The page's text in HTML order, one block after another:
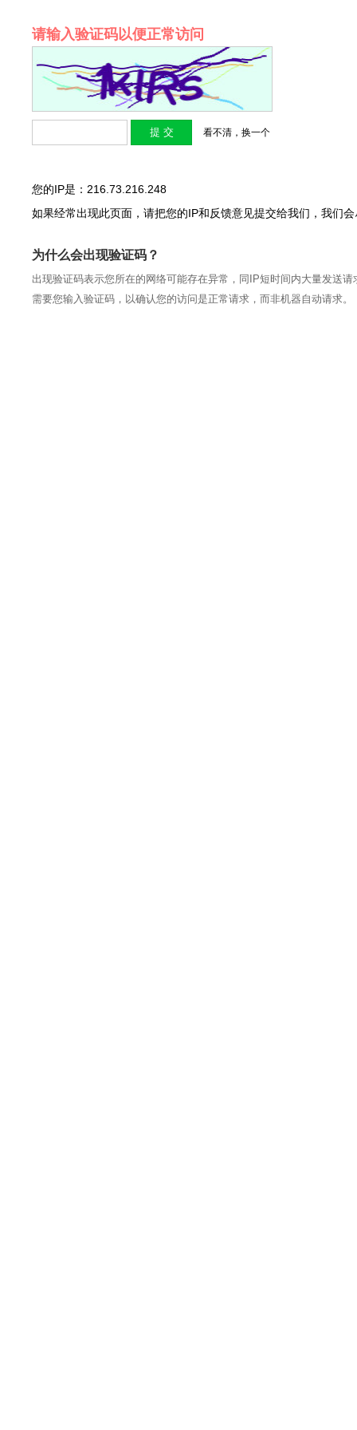
请输入验证码以便正常访问
看不清，换一个
您的IP是：216.73.216.248
如果经常出现此页面，请把您的IP和反馈意见提交给我们，我们
为什么会出现验证码？
出现验证码表示您所在的网络可能存在异常，同IP短时间内大量发送
需要您输入验证码，以确认您的访问是正常请求，而非机器自动请求。